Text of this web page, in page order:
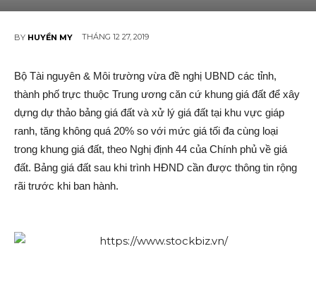
BY HUYỀN MY THÁNG 12 27, 2019
Bộ Tài nguyên & Môi trường vừa đề nghị UBND các tỉnh,
thành phố trực thuộc Trung ương căn cứ khung giá đất để xây
dựng dự thảo bảng giá đất và xử lý giá đất tại khu vực giáp
ranh, tăng không quá 20% so với mức giá tối đa cùng loại
trong khung giá đất, theo Nghị định 44 của Chính phủ về giá
đất. Bảng giá đất sau khi trình HĐND cần được thông tin rộng
rãi trước khi ban hành.